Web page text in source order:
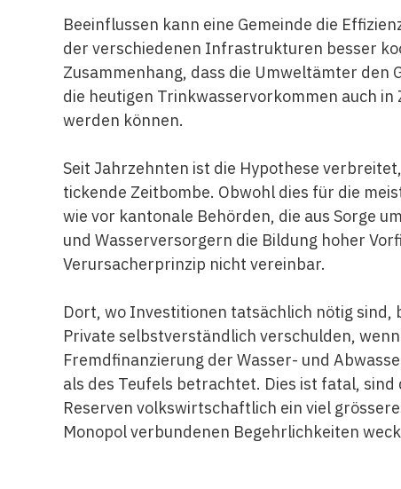
Beeinflussen kann eine Gemeinde die
der verschiedenen Infrastrukturen besser
Zusammenhang, dass die Umweltämter den
die heutigen Trinkwasservorkommen auch
werden können.
Seit Jahrzehnten ist die Hypothese
tickende Zeitbombe. Obwohl dies für die
wie vor kantonale Behörden, die aus Sorge
und Wasserversorgern die Bildung hoher
Verursacherprinzip nicht vereinbar.
Dort, wo Investitionen tatsächlich nötig sind,
Private selbstverständlich verschulden,
Fremdfinanzierung der Wasser- und
als des Teufels betrachtet. Dies ist fatal,
Reserven volkswirtschaftlich ein viel
Monopol verbundenen Begehrlichkeiten